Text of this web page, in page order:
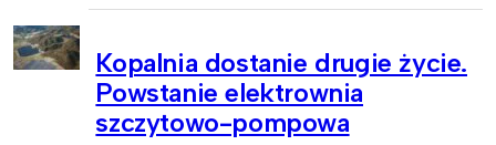
Kopalnia dostanie drugie życie.
Powstanie elektrownia
szczytowo-pompowa